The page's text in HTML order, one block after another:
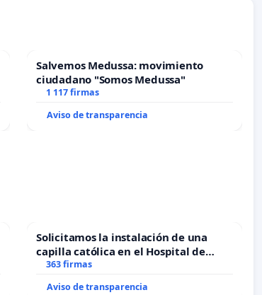
Salvemos Medussa: movimiento
ciudadano "Somos Medussa"
1 117 firmas
Aviso de transparencia
Solicitamos la instalación de una
capilla católica en el Hospital de
Alcañiz
363 firmas
Aviso de transparencia